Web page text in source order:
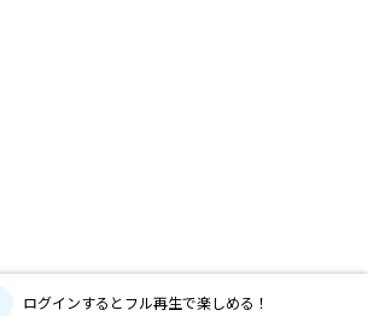
ログインするとフル再生で楽しめる！